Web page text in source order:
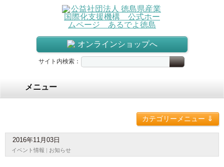
オンラインショップへ
サイト内検索：
メニュー
カテゴリーメニュー⇓
2016年11月03日
イベント情報 | お知らせ